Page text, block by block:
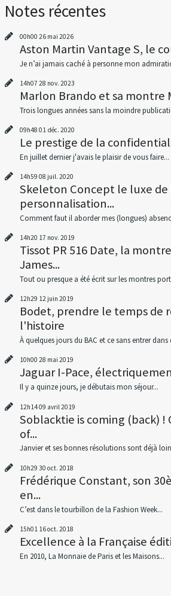
Notes récentes
00h00 26 mai 2026
Aston Martin Vantage S, le
Je n’ai jamais caché à personne mon
14h07 28 nov. 2023
Marlon Brando et sa montre
Trois longues années sans la moindre
09h48 01 déc. 2020
Le prestige de la
En juillet dernier j'avais le plaisir de vous faire...
14h59 08 juil. 2020
Skeleton Concept le luxe de
personnalisation...
Comment faut il aborder mes (longues)
14h20 17 nov. 2019
Tissot PR 516 Date, la
James...
Tout ou presque a été écrit sur les montres
12h29 12 juin 2019
Bodet, prendre le temps de
l'histoire
À quelques jours du BAC et ce sans entrer dans
10h00 28 mai 2019
Jaguar I-Pace,
Il y a quinze jours, je débutais mon séjour...
12h1409 avril 2019
Soblacktie is coming (back) !
of...
Janvier et ses bonnes résolutions sont déjà
10h29 30 oct. 2018
Frédérique Constant, son
en...
C’est dans le tourbillon de la Fashion Week...
15h01 16oct. 2018
Excellence à la Française
En 2010, La Monnaie de Paris et les Maisons...